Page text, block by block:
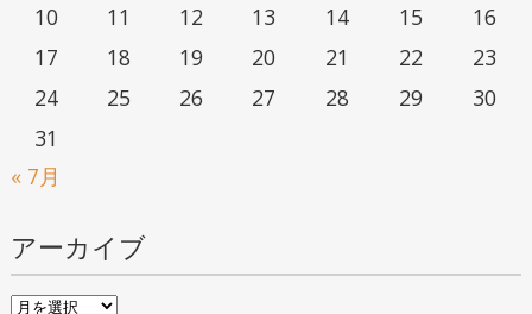
10
11 12 13 14 15
16
17
18 19 20 21 22
23
24
25 26 27 28 29
30
31
« 7月
アーカイブ
ア